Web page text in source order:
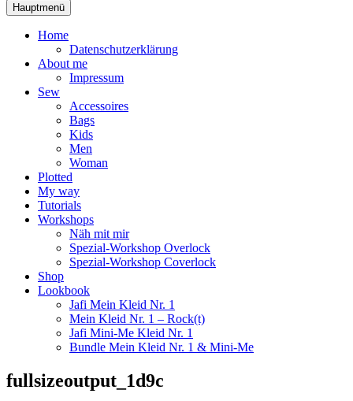
Hauptmenü
Home
Datenschutzerklärung
About me
Impressum
Sew
Accessoires
Bags
Kids
Men
Woman
Plotted
My way
Tutorials
Workshops
Näh mit mir
Spezial-Workshop Overlock
Spezial-Workshop Coverlock
Shop
Lookbook
Jafi Mein Kleid Nr. 1
Mein Kleid Nr. 1 – Rock(t)
Jafi Mini-Me Kleid Nr. 1
Bundle Mein Kleid Nr. 1 & Mini-Me
fullsizeoutput_1d9c